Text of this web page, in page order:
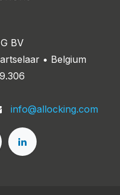
BV
• Belgium
info@allocking.com